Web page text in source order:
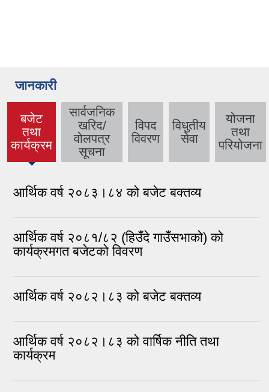
जानकारी
बजेट
तथा
कार्यक्रम
(active
tab)
सार्वजनिक
खरिद/
वोलपत्र
सूचना
विपद
विवरण
विधुतीय
सेवा
योजना
तथा
परियोजना
आर्थिक वर्ष २०८३।८४ को बजेट बक्तव्य
आर्थिक वर्ष २०८१/८२ (हिउँदे गाउँसभाको) को
कार्यक्रमगत बजेटको विवरण
आर्थिक वर्ष २०८२।८३ को बजेट बक्तव्य
आर्थिक वर्ष २०८२।८३ को वार्षिक नीति तथा
कार्यक्रम